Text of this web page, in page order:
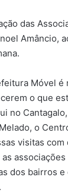
das
Amâncio,
Móvel
o que
no
o
visitas
dos bairros e